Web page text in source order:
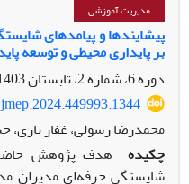
مدیریت آموزشی
پیشایندها و پیامدهای
بر پایداری محیطی و توسعه
دوره 6، شماره 2، تابستان 1403، صفحه
محمدرضا رسولی، غفار تاری،
چکیده هدف پژوهش حاضر
شایستگی حرفه‌ای مدیران